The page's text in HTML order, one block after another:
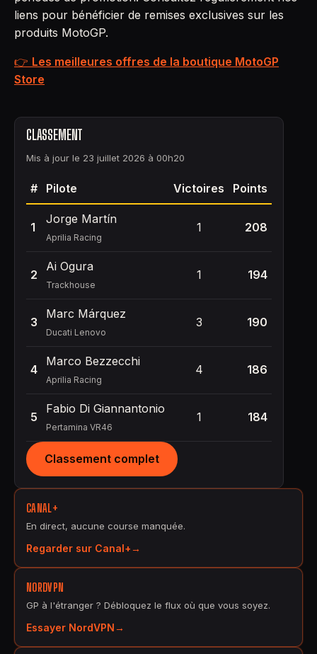
liens pour bénéficier de remises exclusives sur les
produits MotoGP.
👉 Les meilleures offres de la boutique MotoGP
Store
CLASSEMENT
Mis à jour le 23 juillet 2026 à 00h20
# Pilote Victoires Points
1
Jorge Martín
Aprilia Racing
1 208
2
Ai Ogura
Trackhouse
1 194
3
Marc Márquez
Ducati Lenovo
3 190
4
Marco Bezzecchi
Aprilia Racing
4 186
5
Fabio Di Giannantonio
Pertamina VR46
1 184
Classement complet
CANAL+
En direct, aucune course manquée.
Regarder sur Canal+
NORDVPN
GP à l'étranger ? Débloquez le flux où que vous soyez.
Essayer NordVPN